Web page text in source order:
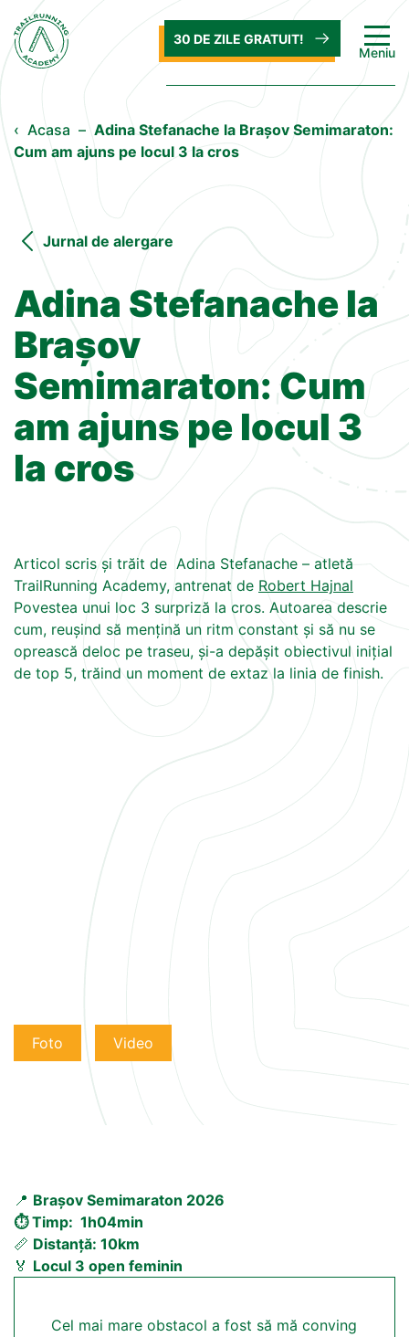
Meniu
30 DE ZILE GRATUIT!
‹ Acasa – Adina Stefanache la Brașov Semimaraton:
Cum am ajuns pe locul 3 la cros
Jurnal de alergare
Adina Stefanache la
Brașov
Semimaraton: Cum
am ajuns pe locul 3
la cros
Articol scris și trăit de Adina Stefanache – atletă
TrailRunning Academy, antrenat de Robert Hajnal
Povestea unui loc 3 surpriză la cros. Autoarea descrie
cum, reușind să mențină un ritm constant și să nu se
oprească deloc pe traseu, și-a depășit obiectivul inițial
de top 5, trăind un moment de extaz la linia de finish.
Foto Video
📍 Brașov Semimaraton 2026
⏱️ Timp: 1h04min
📏 Distanță: 10km
🏅 Locul 3 open feminin
Cel mai mare obstacol a fost să mă conving